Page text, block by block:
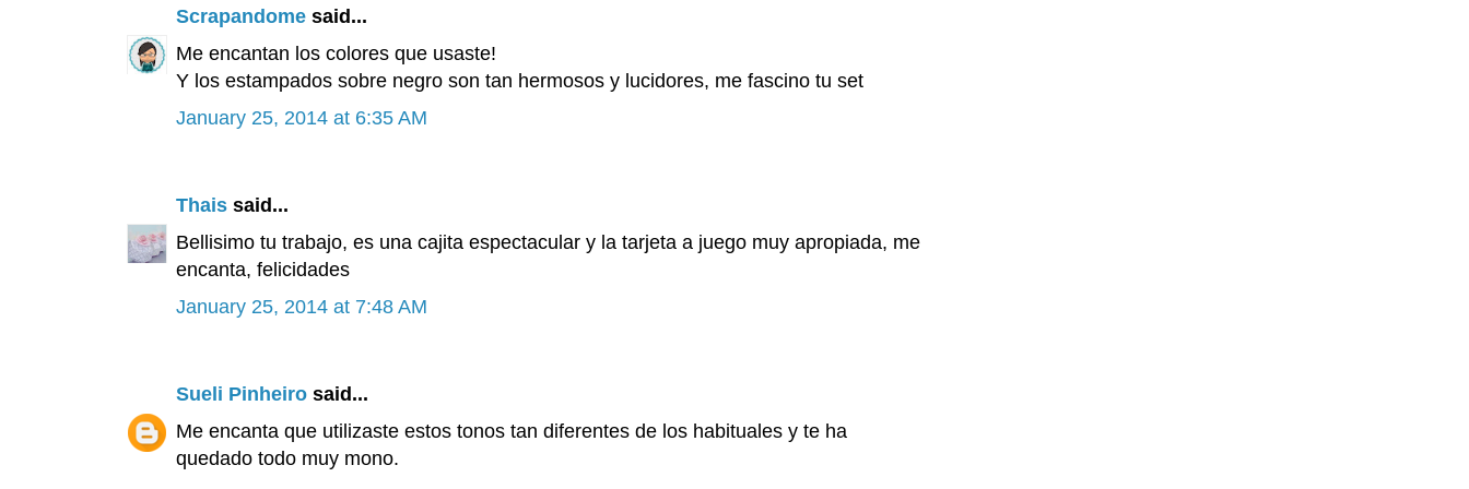
Scrapandomesaid...
Me encantan los colores que usaste!
Y los estampados sobre negro son tan hermosos y lucidores, me fascino tu set
January 25, 2014 at 6:35 AM
Thaissaid...
Bellisimo tu trabajo, es una cajita espectacular y la tarjeta a juego muy apropiada, me
encanta, felicidades
January 25, 2014 at 7:48 AM
Sueli Pinheirosaid...
Me encanta que utilizaste estos tonos tan diferentes de los habituales y te ha
quedado todo muy mono.